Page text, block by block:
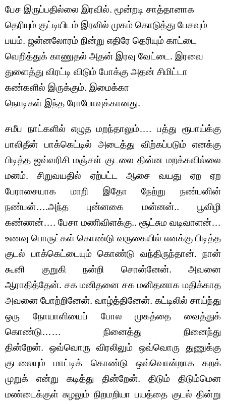
பேச இருப்பதில்லை இரவில். மூன்றடி சாத்தானாக
தெரியும் குட்டியிடம் இரவில் முகம் கொடுத்து பேசவும்
பயம். ஜன்னலோரம் நின்று எதிரே தெரியும் காட்டை
வெறித்துக் காணுதல் அதன் இரவு வேட்டை. இரவை
துளைத்து விரட்டி விடும் போக்கு அதன் சிமிட்டா
கண்களில் இருக்கும். இமைக்கா
நொடிகள் இந்த ரோபோவுக்கானது.
சமீப நாட்களில் எழுத மறந்தாலும்…. பத்து ரூபாய்க்கு
பாலிதீன் பாக்கெட்டில் அடைத்து விற்கப்படும் எனக்கு
பிடித்த ஜவ்வரிசி மஞ்சள் குடலை தின்ன மறக்கவில்லை
மனம். சிறுவயதில் ஏற்பட்ட ஆசை வயது ஏற ஏற
பேராசையாக மாறி இதோ நேற்று நண்பனின்
நண்பன்….அந்த புன்னகை மன்னன்.. பூவிழி
கண்ணன்…. பேசா மணிவிளக்கு.. சூட்சும வடிவாளன்…
உணவு பொருட்கள் கொண்டு வருகையில் எனக்கு பிடித்த
குடல் பாக்கெட்டையும் கொண்டு வந்திருந்தான். நான்
கூனி குறுகி நன்றி சொன்னேன். அவனை
ஆராதித்தேன். சக மனிதனை சக மனிதனாக மதிக்காத
அவனை போற்றினேன். வாழ்த்தினேன். கட்டிலில் சாய்ந்து
ஒரு நோயாளியைப் போல முகத்தை வைத்துக்
கொண்டு…… நினைத்து நினைந்து
தின்றேன். ஒவ்வொரு விரலிலும் ஒவ்வொரு துணுக்கு
குடலையும் மாட்டிக் கொண்டு ஒவ்வொன்றாக கறக்
முறுக் என்று கடித்து தின்றேன். திடும் திடும்மென
மண்டைக்குள் சுழலும் நிறமறியா பயத்தை குடல் தின்று